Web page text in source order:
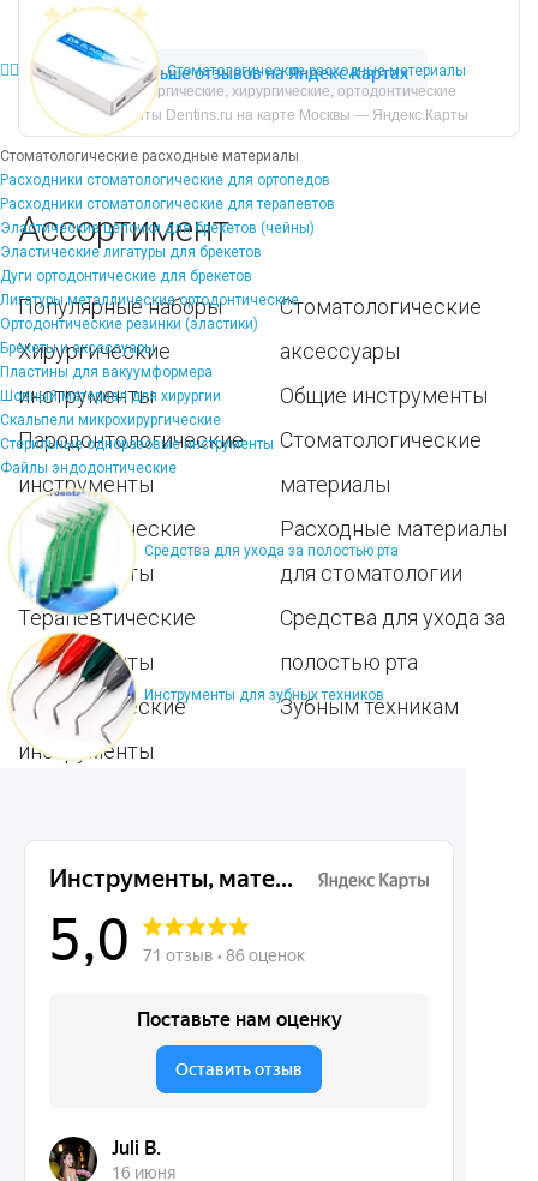
Стоматологические расходные материалы
Стоматологические расходные материалы
Расходники стоматологические для ортопедов
Расходники стоматологические для терапевтов
Эластические цепочки для брекетов (чейны)
Эластические лигатуры для брекетов
Дуги ортодонтические для брекетов
Лигатуры металлические ортодонтические
Ортодонтические резинки (эластики)
Брекеты и аксессуары
Пластины для вакуумформера
Шовный материал для хирургии
Скальпели микрохирургические
Стерильные одноразовые инструменты
Файлы эндодонтические
Средства для ухода за полостью рта
Инструменты для зубных техников
Микрохирургические, хирургические, ортодонтические
инструменты Dentins.ru на карте Москвы — Яндекс.Карты
Ассортимент
Популярные наборы
Хирургические
инструменты
Пародонтологические
инструменты
Ортодонтические
инструменты
Терапевтические
инструменты
Ортопедические
инструменты
Стоматологические
аксессуары
Общие инструменты
Стоматологические
материалы
Расходные материалы
для стоматологии
Средства для ухода за
полостью рта
Зубным техникам
О нас
Политика конфиденциальности
Контакты